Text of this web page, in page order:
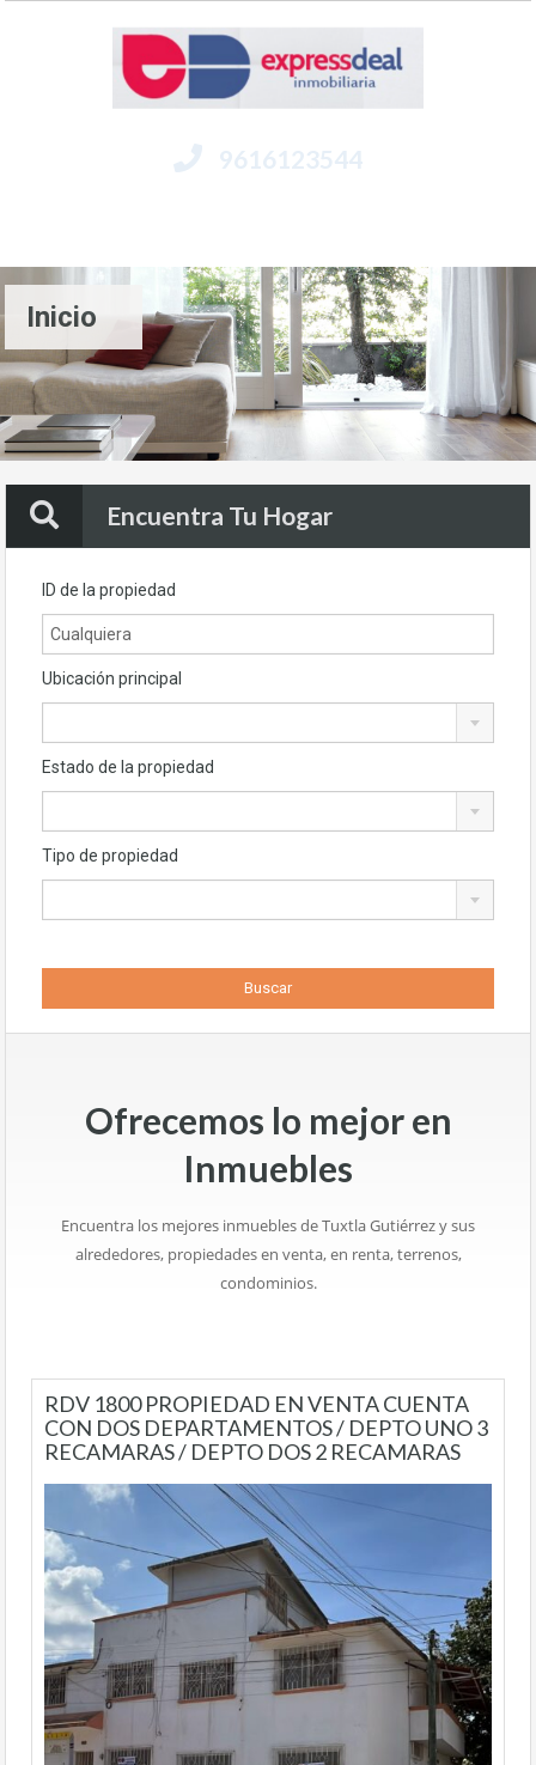
9616123544
Inicio
Encuentra Tu Hogar
ID de la propiedad
Ubicación principal
Estado de la propiedad
Tipo de propiedad
Ofrecemos lo mejor en
Inmuebles
Encuentra los mejores inmuebles de Tuxtla Gutiérrez y sus
alrededores, propiedades en venta, en renta, terrenos,
condominios.
RDV 1800 PROPIEDAD EN VENTA CUENTA
CON DOS DEPARTAMENTOS / DEPTO UNO 3
RECAMARAS / DEPTO DOS 2 RECAMARAS